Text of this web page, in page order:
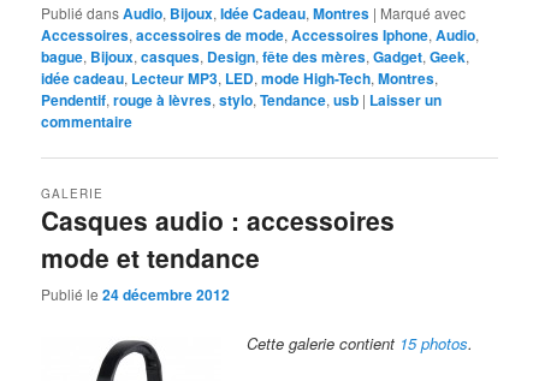
Publié dansAudio, Bijoux,Idée Cadeau,Montres | Marqué avec
Accessoires,accessoires de mode,Accessoires Iphone,Audio,
bague, Bijoux,casques, Design,fête des mères,Gadget,Geek,
idée cadeau, Lecteur MP3, LED,mode High-Tech,Montres,
Pendentif,rouge à lèvres,stylo,Tendance,usb | Laisser un
commentaire
Casques audio : accessoires
mode et tendance
GALERIE
Publié le24 décembre 2012
Cette galerie contient 15 photos.